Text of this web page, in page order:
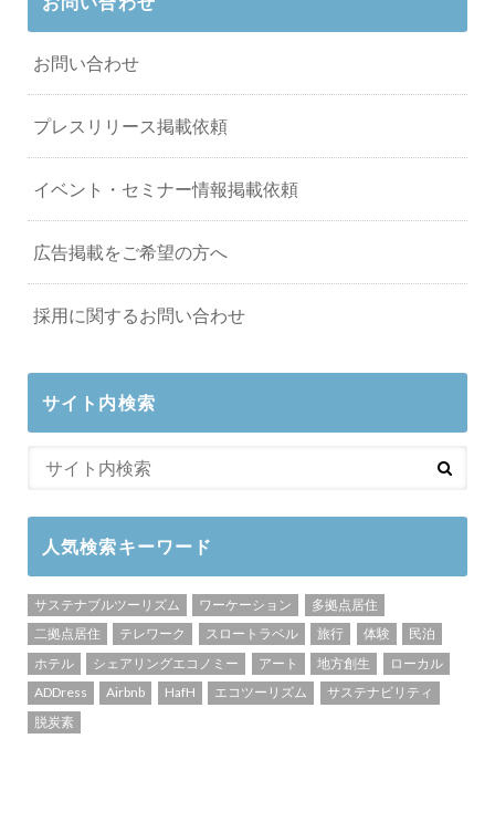
お問い合わせ
プレスリリース掲載依頼
イベント・セミナー情報掲載依頼
広告掲載をご希望の方へ
採用に関するお問い合わせ
サイト内検索
人気検索キーワード
サステナブルツーリズム ワーケーション
多拠点居住
二拠点居住
テレワーク スロートラベル 旅行 体験
民泊
ホテル
シェアリングエコノミー アート 地方創生
ローカル
ADDress
Airbnb HafH エコツーリズム
サステナビリティ
脱炭素